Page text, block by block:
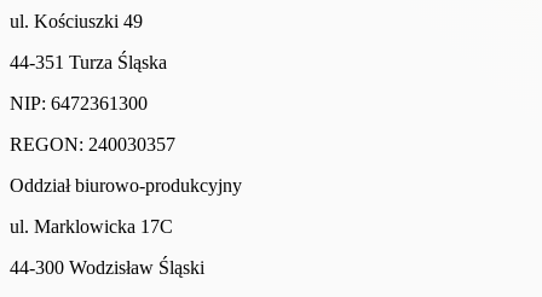
ul. Kościuszki 49
44-351 Turza Śląska
NIP: 6472361300
REGON: 240030357
Oddział biurowo-produkcyjny
ul. Marklowicka 17C
44-300 Wodzisław Śląski